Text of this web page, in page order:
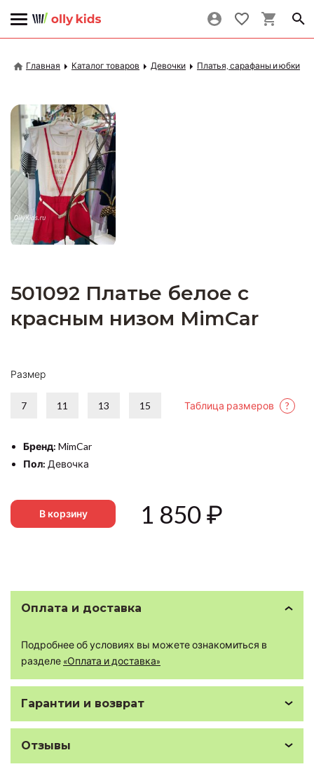
Главная Каталог товаров Девочки Платья, сарафаны и юбки
501092 Платье белое с
красным низом MimCar
Размер
7 11 13 15 Таблица размеров ?
Бренд: MimCar
Пол: Девочка
В корзину 1 850₽
Оплата и доставка
Подробнее об условиях вы можете ознакомиться в
разделе «Оплата и доставка»
Гарантии и возврат
Отзывы